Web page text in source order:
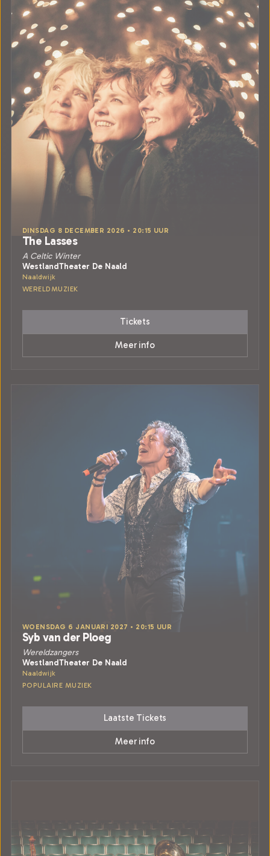
DINSDAG 8 DECEMBER 2026 • 20:15 UUR
The Lasses
A Celtic Winter
WestlandTheater De Naald
Naaldwijk
WERELDMUZIEK
Tickets
Meer info
WOENSDAG 6 JANUARI 2027 • 20:15 UUR
Syb van der Ploeg
Wereldzangers
WestlandTheater De Naald
Naaldwijk
POPULAIRE MUZIEK
Laatste Tickets
Meer info